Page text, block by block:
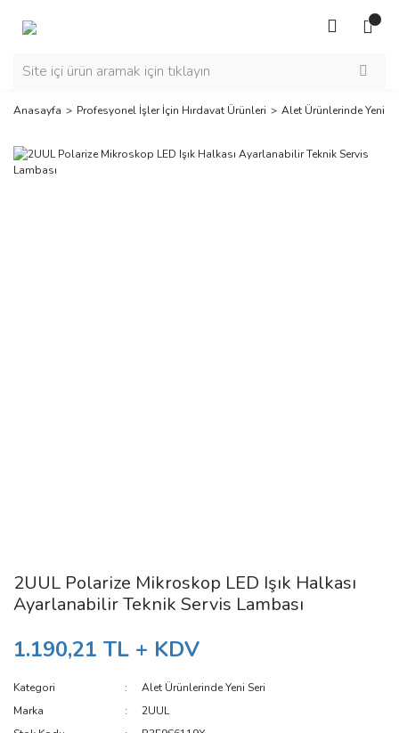
Anasayfa Profesyonel İşler İçin Hırdavat Ürünleri Alet Ürünlerinde Yeni
2UUL Polarize Mikroskop LED Işık Halkası
Ayarlanabilir Teknik Servis Lambası
1.190,21 TL + KDV
Kategori
Alet Ürünlerinde Yeni Seri
Marka
2UUL